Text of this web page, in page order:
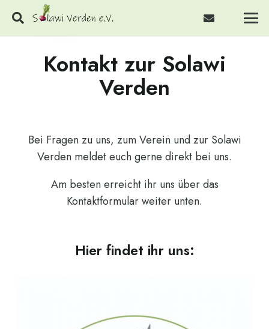
Kontakt zur Solawi
Verden
Bei Fragen zu uns, zum Verein und zur Solawi
Verden meldet euch gerne direkt bei uns.
Am besten erreicht ihr uns über das
Kontaktformular weiter unten.
Hier findet ihr uns: